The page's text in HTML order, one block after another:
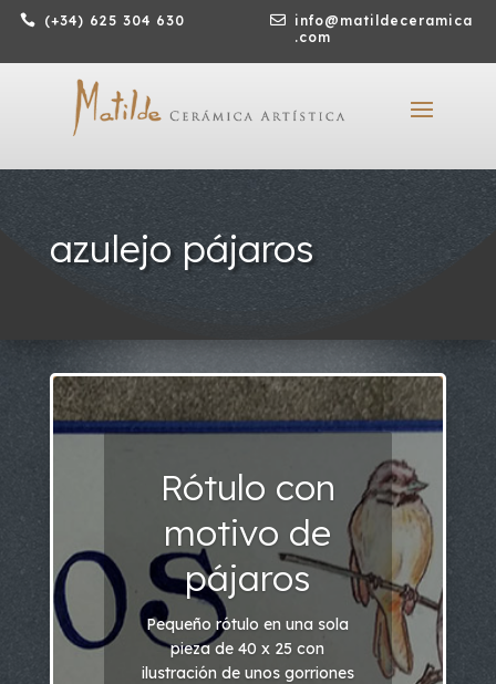
 (+34) 625 304 630 
info@matildeceramica
.com
azulejo pájaros
Rótulo con
motivo de
pájaros
Pequeño rótulo en una sola
pieza de 40 x 25 con
ilustración de unos gorriones